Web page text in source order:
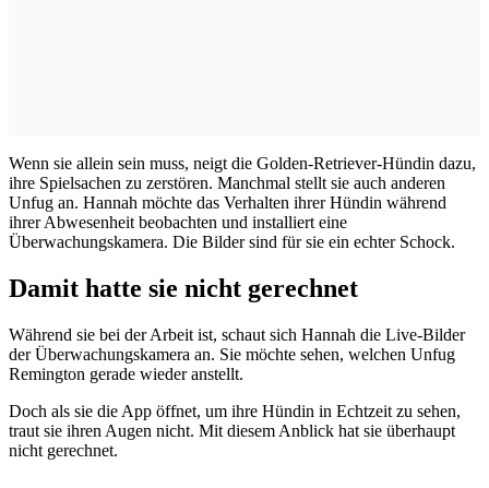
Wenn sie allein sein muss, neigt die Golden-Retriever-Hündin dazu,
ihre Spielsachen zu zerstören. Manchmal stellt sie auch anderen
Unfug an. Hannah möchte das Verhalten ihrer Hündin während
ihrer Abwesenheit beobachten und installiert eine
Überwachungskamera. Die Bilder sind für sie ein echter Schock.
Damit hatte sie nicht gerechnet
Während sie bei der Arbeit ist, schaut sich Hannah die Live-Bilder
der Überwachungskamera an. Sie möchte sehen, welchen Unfug
Remington gerade wieder anstellt.
Doch als sie die App öffnet, um ihre Hündin in Echtzeit zu sehen,
traut sie ihren Augen nicht. Mit diesem Anblick hat sie überhaupt
nicht gerechnet.